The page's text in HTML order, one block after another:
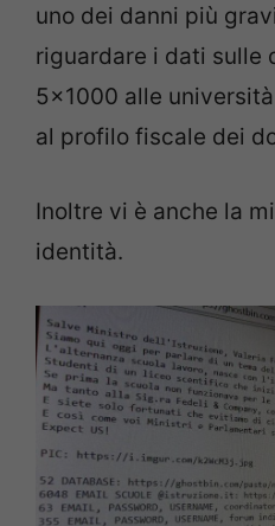
uno dei danni più
riguardare i dati sulle
5×1000 alle
al profilo fiscale dei
Inoltre vi è anche la
identità.